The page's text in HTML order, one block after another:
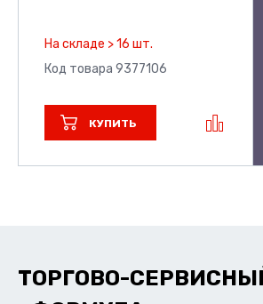
На складе > 16 шт.
Код товара 9377106
КУПИТЬ
ТОРГОВО-